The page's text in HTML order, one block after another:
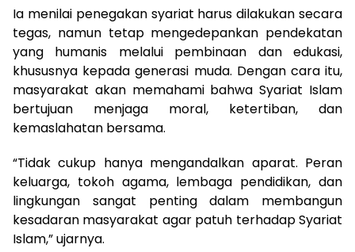
Ia menilai penegakan syariat harus dilakukan secara
tegas, namun tetap mengedepankan pendekatan
yang humanis melalui pembinaan dan edukasi,
khususnya kepada generasi muda. Dengan cara itu,
masyarakat akan memahami bahwa Syariat Islam
bertujuan menjaga moral, ketertiban, dan
kemaslahatan bersama.
“Tidak cukup hanya mengandalkan aparat. Peran
keluarga, tokoh agama, lembaga pendidikan, dan
lingkungan sangat penting dalam membangun
kesadaran masyarakat agar patuh terhadap Syariat
Islam,” ujarnya.